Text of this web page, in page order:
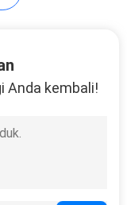
Anda kembali!